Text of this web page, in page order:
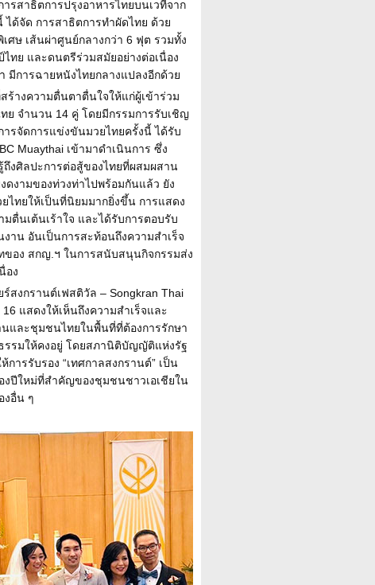
รสาธิตการปรุงอาหารไทยบนเวทีจาก
ได้จัด การสาธิตการทำผัดไทย ด้วย
ศษ เส้นผ่าศูนย์กลางกว่า 6 ฟุต รวมทั้ง
ทย และดนตรีร่วมสมัยอย่างต่อเนื่อง
มีการฉายหนังไทยกลางแปลงอีกด้วย
ร้างความตื่นตาตื่นใจให้แก่ผู้เข้าร่วม
ย จำนวน 14 คู่ โดยมีกรรมการรับเชิญ
รจัดการแข่งขันมวยไทยครั้งนี้ ได้รับ
Muaythai เข้ามาดำเนินการ ซึ่ง
ถึงศิลปะการต่อสู้ของไทยที่ผสมผสาน
ดงามของท่วงท่าไปพร้อมกันแล้ว ยัง
ไทยให้เป็นที่นิยมมากยิ่งขึ้น การแสดง
ตื่นเต้นเร้าใจ และได้รับการตอบรับ
าน อันเป็นการสะท้อนถึงความสำเร็จ
ของ สกญ.ฯ ในการสนับสนุนกิจกรรมส่ง
อง
ร์สงกรานต์เฟสติวัล – Songkran Thai
16 แสดงให้เห็นถึงความสำเร็จและ
นและชุมชนไทยในพื้นที่ที่ต้องการรักษา
รมให้คงอยู่ โดยสภานิติบัญญัติแห่งรัฐ
ารรับรอง “เทศกาลสงกรานต์” เป็น
งปีใหม่ที่สำคัญของชุมชนชาวเอเชียใน
งอื่น ๆ